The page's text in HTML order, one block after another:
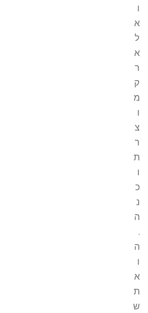
ו
א
ל
א
ר
ק
מ
ו
צ
ר
ת
ו
כ
נ
ה
.
ה
ו
א
ת
ש